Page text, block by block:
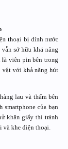
thoại bị dính nước
sở hữu khả năng
viên pin bên trong
vật với khả năng hút
lau và thấm bên
smartphone của bạn
khăn giấy thì tránh
và khe điện thoại.